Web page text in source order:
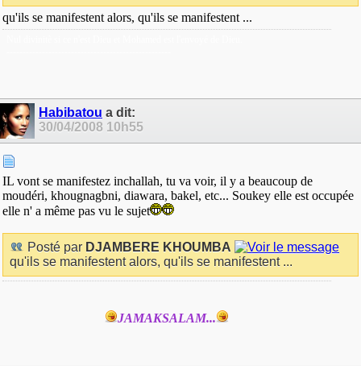
qu'ils se manifestent alors, qu'ils se manifestent ...
Habibatou a dit:
30/04/2008 10h55
IL vont se manifestez inchallah, tu va voir, il y a beaucoup de
moudéri, khougnagbni, diawara, bakel, etc... Soukey elle est occupée
elle n' a même pas vu le sujet
Posté par DJAMBERE KHOUMBA
qu'ils se manifestent alors, qu'ils se manifestent ...
JAMAKSALAM...